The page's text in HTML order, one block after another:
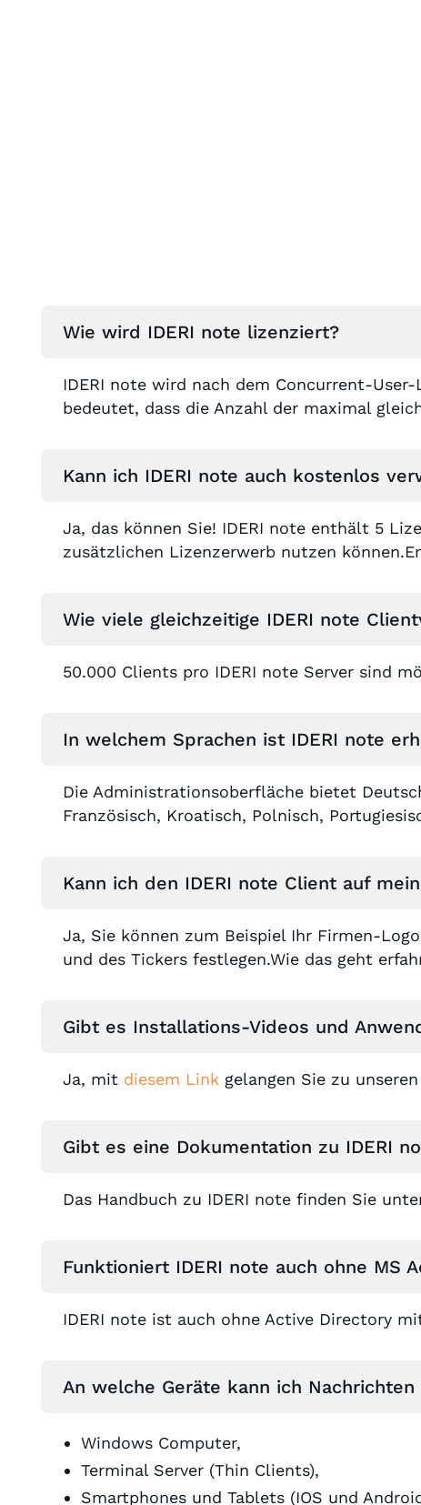
Wie wird IDERI note lizenziert?
IDERI note wird nach dem Concurrent-
bedeutet, dass die Anzahl der maximal
Kann ich IDERI note auch kostenlos
Ja, das können Sie! IDERI note enthält 5
zusätzlichen Lizenzerwerb nutzen
Wie viele gleichzeitige IDERI note
50.000 Clients pro IDERI note Server sind
In welchem Sprachen ist IDERI note
Die Administrationsoberfläche bietet
Französisch, Kroatisch, Polnisch,
Kann ich den IDERI note Client auf
Ja, Sie können zum Beispiel Ihr Firmen-
und des Tickers festlegen.Wie das geht
Gibt es Installations-Videos und
Ja, mit diesem Link gelangen Sie zu
Gibt es eine Dokumentation zu IDERI
Das Handbuch zu IDERI note finden Sie
Funktioniert IDERI note auch ohne MS
IDERI note ist auch ohne Active Directory
An welche Geräte kann ich Nachrichten
Windows Computer,
Terminal Server (Thin Clients),
Smartphones und Tablets (IOS und